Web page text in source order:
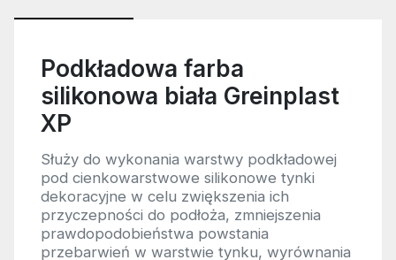
Podkładowa farba
silikonowa biała Greinplast
XP
Służy do wykonania warstwy podkładowej
pod cienkowarstwowe silikonowe tynki
dekoracyjne w celu zwiększenia ich
przyczepności do podłoża, zmniejszenia
prawdopodobieństwa powstania
przebarwień w warstwie tynku, wyrównania